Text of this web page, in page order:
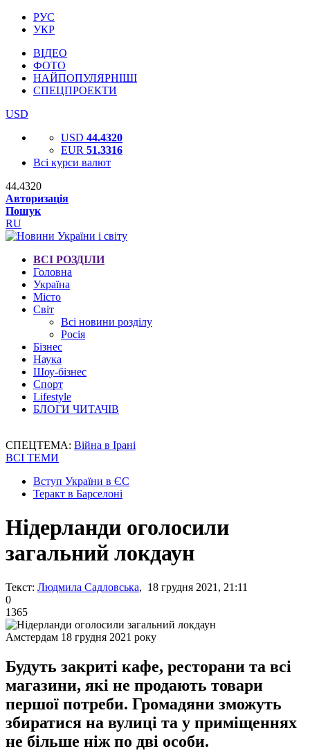
РУС
УКР
ВІДЕО
ФОТО
НАЙПОПУЛЯРНІШІ
СПЕЦПРОЕКТИ
USD
USD 44.4320
EUR 51.3316
Всі курси валют
44.4320
Авторизація
Пошук
RU
ВСІ РОЗДІЛИ
Головна
Україна
Місто
Світ
Всі новини розділу
Росія
Бізнес
Наука
Шоу-бізнес
Спорт
Lifestyle
БЛОГИ ЧИТАЧІВ
СПЕЦТЕМА: Війна в Ірані
ВСІ ТЕМИ
Вступ України в ЄС
Теракт в Барселоні
Нідерланди оголосили
загальний локдаун
Текст: Людмила Садловська, 18 грудня 2021, 21:11
0
1365
Амстердам 18 грудня 2021 року
Будуть закриті кафе, ресторани та всі
магазини, які не продають товари
першої потреби. Громадяни зможуть
збиратися на вулиці та у приміщеннях
не більше ніж по дві особи.